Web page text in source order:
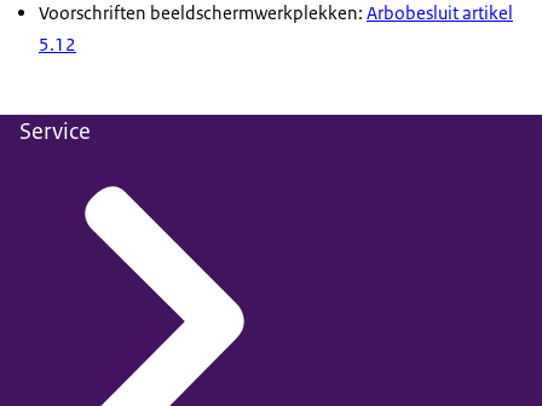
Voorschriften beeldschermwerkplekken: Arbobesluit artikel
5.12
Service